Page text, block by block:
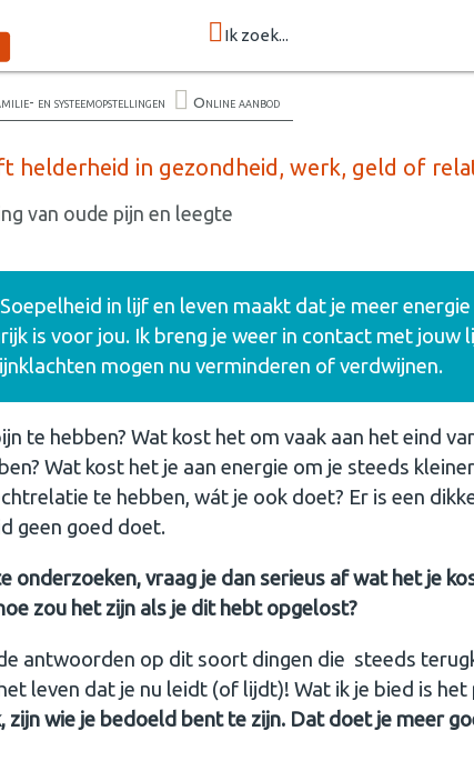
Ik zoek...
en systeemopstellingen Online aanbod
helderheid in gezondheid, werk, geld of
van oude pijn en leegte
in lijf en leven maakt dat je meer
is voor jou. Ik breng je weer in contact met jouw
mogen nu verminderen of verdwijnen.
te hebben? Wat kost het om vaak aan het eind
Wat kost het je aan energie om je steeds
te hebben, wát je ook doet? Er is een
geen goed doet.
onderzoeken, vraag je dan serieus af wat het je
zou het zijn als je dit hebt opgelost?
antwoorden op dit soort dingen die steeds
leven dat je nu leidt (of lijdt)! Wat ik je bied is het
zijn wie je bedoeld bent te zijn. Dat doet je meer